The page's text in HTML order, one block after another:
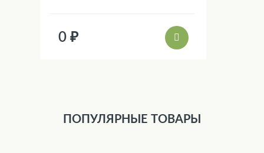
0 ₽
ПОПУЛЯРНЫЕ ТОВАРЫ